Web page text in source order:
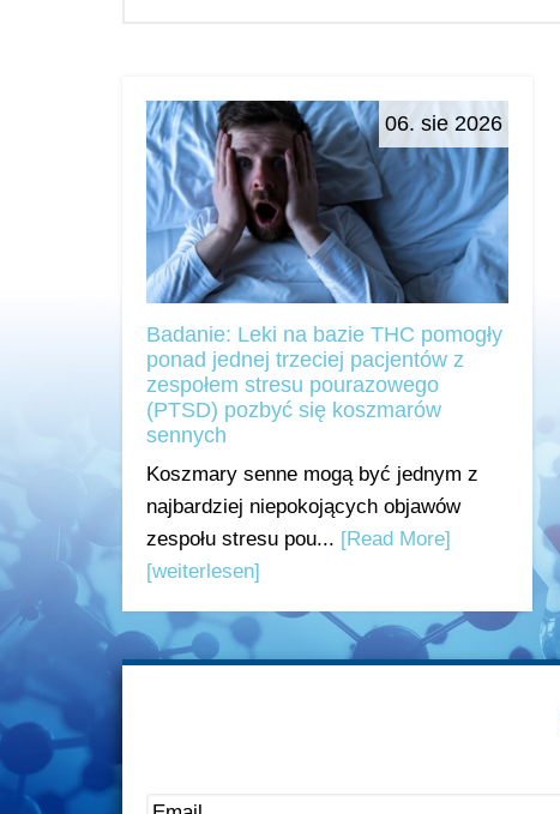
06. sie 2026
Badanie: Leki na bazie THC pomogły
ponad jednej trzeciej pacjentów z
zespołem stresu pourazowego
(PTSD) pozbyć się koszmarów
sennych
Koszmary senne mogą być jednym z
najbardziej niepokojących objawów
zespołu stresu pou... [Read More]
[weiterlesen]